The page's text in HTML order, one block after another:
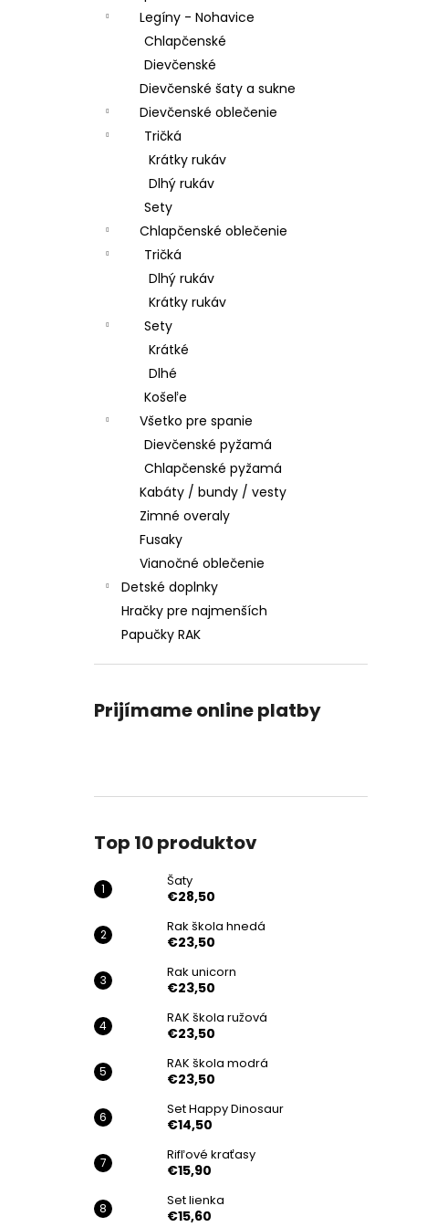
Legíny - Nohavice
Chlapčenské
Dievčenské
Dievčenské šaty a sukne
Dievčenské oblečenie
Tričká
Krátky rukáv
Dlhý rukáv
Sety
Chlapčenské oblečenie
Tričká
Dlhý rukáv
Krátky rukáv
Sety
Krátké
Dlhé
Košeľe
Všetko pre spanie
Dievčenské pyžamá
Chlapčenské pyžamá
Kabáty / bundy / vesty
Zimné overaly
Fusaky
Vianočné oblečenie
Detské doplnky
Hračky pre najmenších
Papučky RAK
Prijímame online platby
Top 10 produktov
Šaty
€28,50
Rak škola hnedá
€23,50
Rak unicorn
€23,50
RAK škola ružová
€23,50
RAK škola modrá
€23,50
Set Happy Dinosaur
€14,50
Rifľové kraťasy
€15,90
Set lienka
€15,60